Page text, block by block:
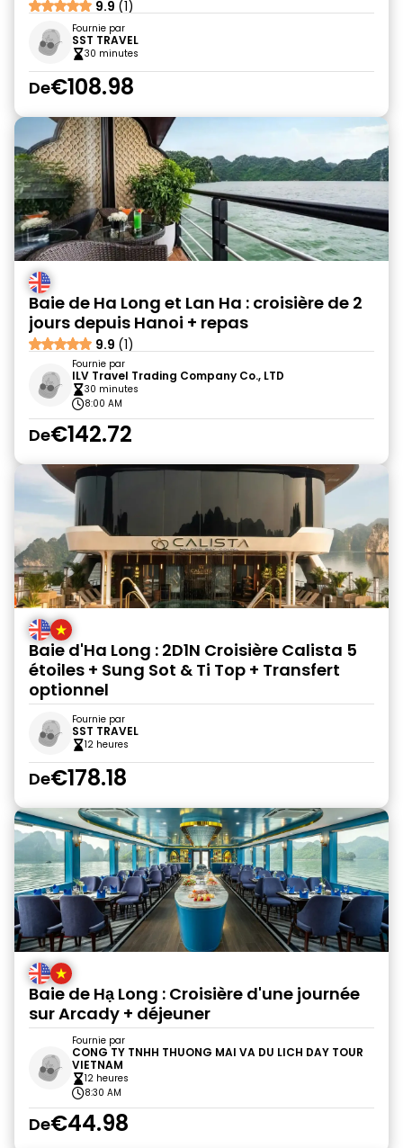
9.9 (1)
Fournie par
SST TRAVEL
30 minutes
De€108.98
Baie de Ha Long et Lan Ha : croisière de 2
jours depuis Hanoi + repas
9.9 (1)
Fournie par
ILV Travel Trading Company Co., LTD
30 minutes
8:00 AM
De€142.72
Baie d'Ha Long : 2D1N Croisière Calista 5
étoiles + Sung Sot & Ti Top + Transfert
optionnel
Fournie par
SST TRAVEL
12 heures
De€178.18
Baie de Hạ Long : Croisière d'une journée
sur Arcady + déjeuner
Fournie par
CONG TY TNHH THUONG MAI VA DU LICH DAY TOUR
VIETNAM
12 heures
8:30 AM
De€44.98